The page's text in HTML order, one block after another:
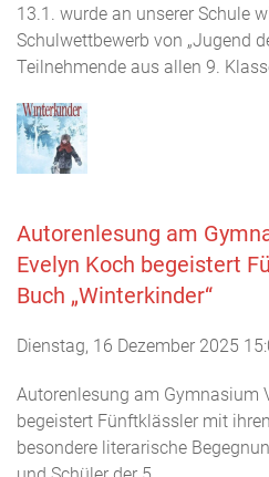
13.1. wurde an unserer Schule
Schulwettbewerb von „Jugend
Teilnehmende aus allen 9.
Autorenlesung am
Evelyn Koch begeistert
Buch „Winterkinder“
Dienstag, 16 Dezember 2025
Autorenlesung am Gymnasium
begeistert Fünftklässler mit
besondere literarische